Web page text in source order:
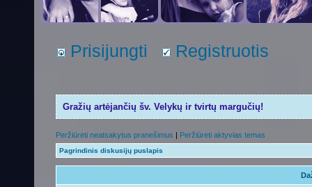
Prisijungti Registruotis
Gražių artėjančių šv. Velykų ir tvirtų margučių!
Peržiūrėti neatsakytus pranešimus | Peržiūrėti aktyvias temas
Pagrindinis diskusijų puslapis